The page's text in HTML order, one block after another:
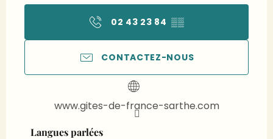
02 43 23 84▒▒
CONTACTEZ-NOUS
www.gites-de-france-sarthe.com
Langues parlées
Langues parlées